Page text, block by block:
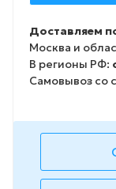
Доставляем
Москва и
В регионы РФ:
Самовывоз со